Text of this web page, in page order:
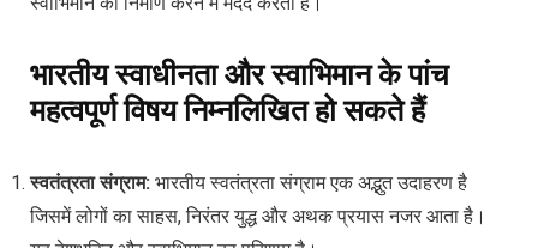
भारतीय स्वाधीनता और स्वाभिमान के पांच
महत्वपूर्ण विषय निम्नलिखित हो सकते हैं
स्वतंत्रता संग्राम: भारतीय स्वतंत्रता संग्राम एक अद्भुत उदाहरण है
जिसमें लोगों का साहस, निरंतर युद्ध और अथक प्रयास नजर आता है।